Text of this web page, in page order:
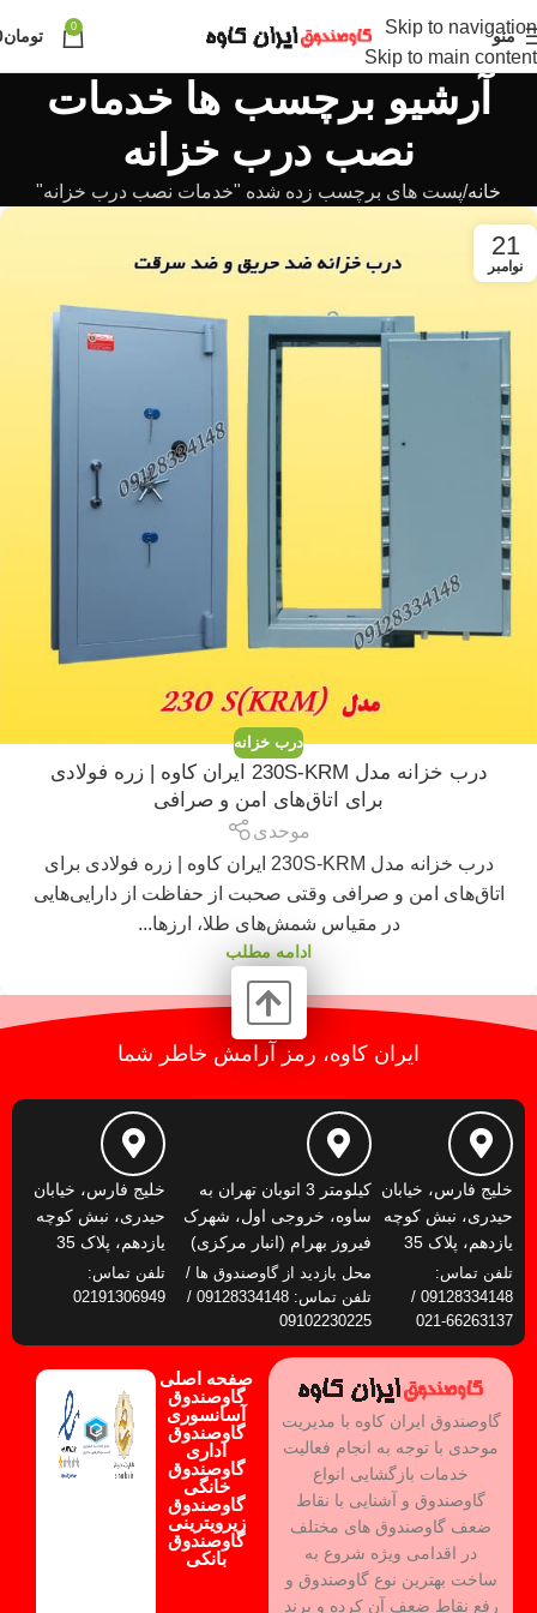
Skip to navigation
Skip to main content
منو 0 تومان
آرشیو برچسب ها خدمات
نصب درب خزانه
خانه پست های برچسب زده شده "خدمات نصب درب خزانه"
21
نوامبر
درب خزانه
درب خزانه مدل 230S-KRM ایران کاوه | زره فولادی
برای اتاق‌های امن و صرافی
موحدی
درب خزانه مدل 230S-KRM ایران کاوه | زره فولادی برای
اتاق‌های امن و صرافی وقتی صحبت از حفاظت از دارایی‌هایی
در مقیاس شمش‌های طلا، ارزها...
ادامه مطلب
ایران کاوه، رمز آرامش خاطر شما
خلیج فارس، خیابان
حیدری، نبش کوچه
یازدهم، پلاک 35
تلفن تماس:
09128334148 /
66263137-021
کیلومتر 3 اتوبان تهران به
ساوه، خروجی اول، شهرک
فیروز بهرام (انبار مرکزی)
محل بازدید از گاوصندوق ها /
تلفن تماس: 09128334148 /
09102230225
خلیج فارس، خیابان
حیدری، نبش کوچه
یازدهم، پلاک 35
تلفن تماس:
02191306949
گاوصندوق ایران کاوه با مدیریت
موحدی با توجه به انجام فعالیت
خدمات بازگشایی انواع
گاوصندوق و آشنایی با نقاط
ضعف گاوصندوق های مختلف
در اقدامی ویژه شروع به
ساخت بهترین نوع گاوصندوق و
رفع نقاط ضعف آن کرده و برند
صفحه اصلی
گاوصندوق
آسانسوری
گاوصندوق
اداری
گاوصندوق
خانگی
گاوصندوق
زیرویترینی
گاوصندوق
بانکی